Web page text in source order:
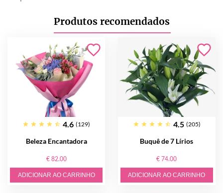
Produtos recomendados
4.6 (129)
Beleza Encantadora
€ 82.00
ADICIONAR AO CARRINHO
4.5 (205)
Buquê de 7 Lírios
€ 74.00
ADICIONAR AO CARRINHO